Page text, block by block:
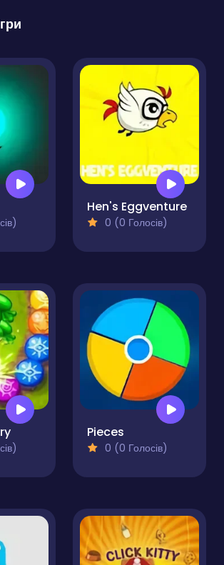
Hen's Eggventure
0 (0 Голосів)
Pieces
0 (0 Голосів)